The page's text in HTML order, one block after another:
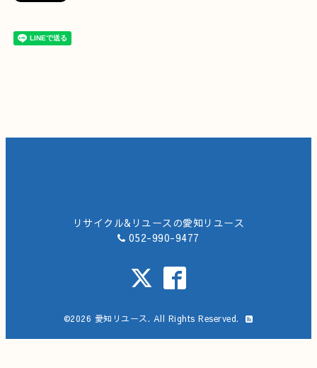
リサイクル&リユースの愛知リユース
052-990-9477
©2026 愛知リユース. All Rights Reserved.